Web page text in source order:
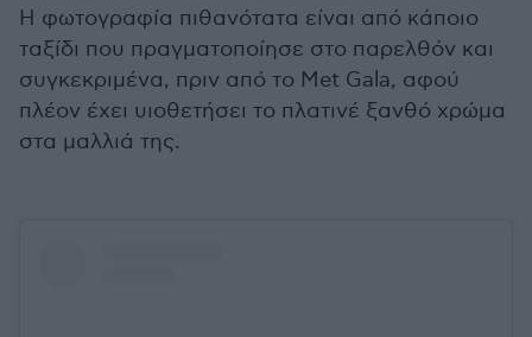
Η φωτογραφία πιθανότατα είναι από κάποιο
ταξίδι που πραγματοποίησε στο παρελθόν και
συγκεκριμένα, πριν από το Met Gala, αφού
πλέον έχει υιοθετήσει το πλατινέ ξανθό χρώμα
στα μαλλιά της.